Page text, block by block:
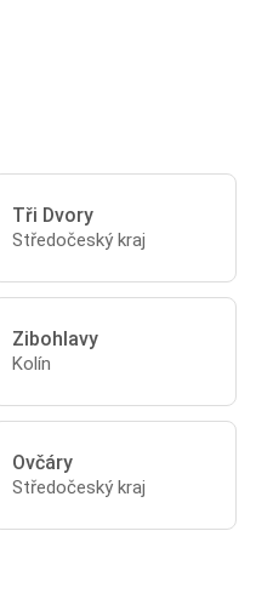
Tři Dvory
Středočeský kraj
Zibohlavy
Kolín
Ovčáry
Středočeský kraj